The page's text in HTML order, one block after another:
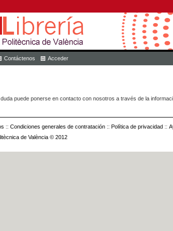
Contáctenos Acceder
puede ponerse en contacto con nosotros a través de la
:: Condiciones generales de contratación :: Política de privacidad ::
de València © 2012